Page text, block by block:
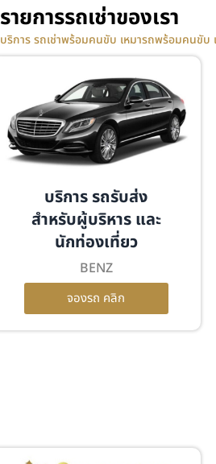
รายการรถเช่าของเรา
บริการ รถเช่าพร้อมคนขับ เหมารถพร้อมคนขั
บริการ รถรับส่ง
สำหรับผู้บริหาร และ
นักท่องเที่ยว
BENZ
จองรถ คลิก